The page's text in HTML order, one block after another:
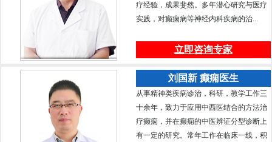
疗经验，成果斐然。多年潜心研究与医疗
实践，对癫痫病等神经内科疾病的治...
立即咨询专家
刘国新 癫痫医生
从事精神类疾病诊治，科研，教学工作三
十余年，致力于应用中西医结合的方法治
疗癫痫，并在癫痫的中医辨证分型诊断上
有一定的研究。常年工作在临床一线，积